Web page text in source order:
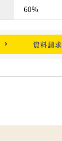
60％
資料請求